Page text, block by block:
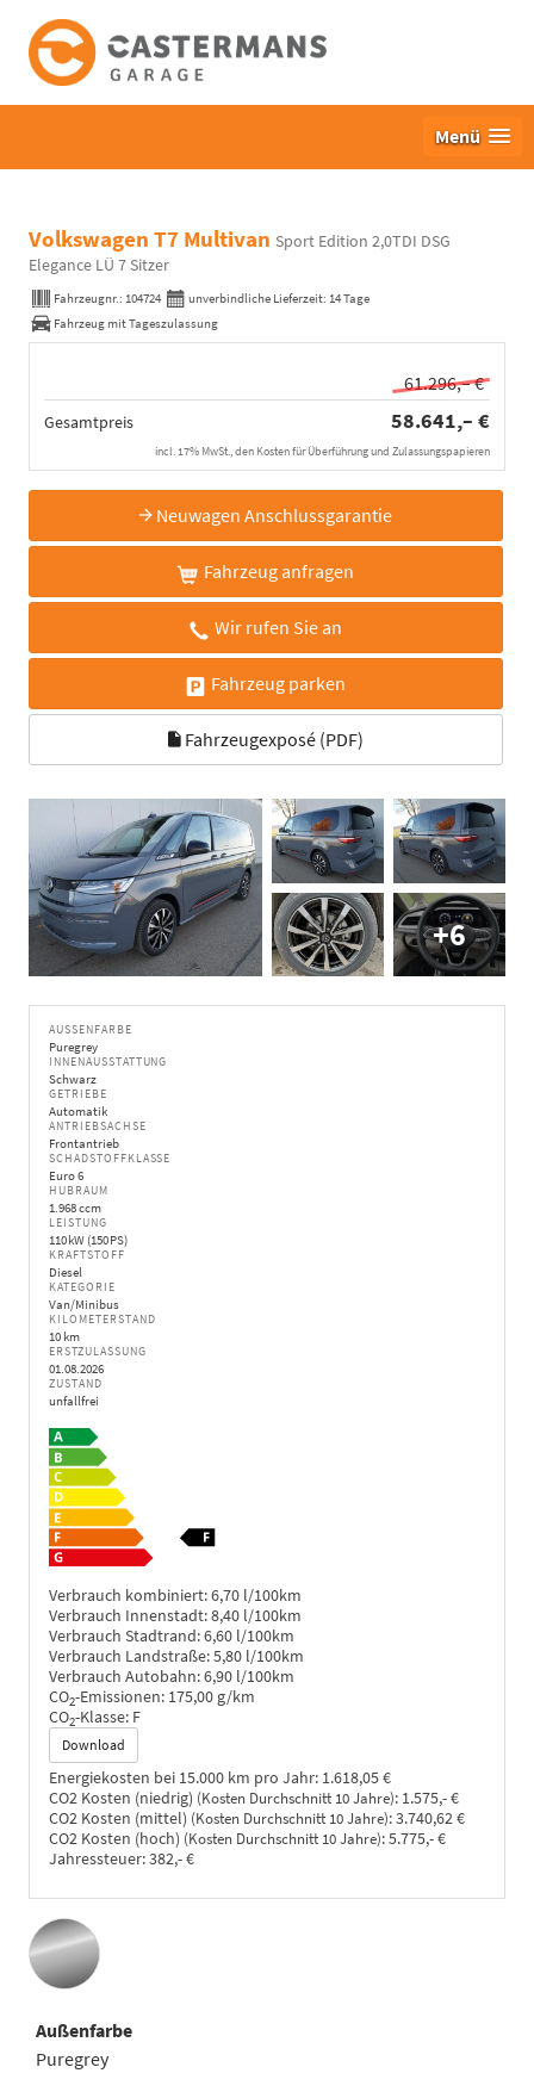
Menü
Volkswagen T7 Multivan Sport Edition 2,0TDI DSG
Elegance LÜ 7 Sitzer
Fahrzeugnr.: 104724 unverbindliche Lieferzeit: 14 Tage
Fahrzeug mit Tageszulassung
61.296,– €
Gesamtpreis 58.641,– €
incl. 17% MwSt., den Kosten für Überführung und Zulassungspapieren
Neuwagen Anschlussgarantie
Fahrzeug anfragen
Wir rufen Sie an
Fahrzeug parken
Fahrzeugexposé (PDF)
+6
AUSSENFARBE
Puregrey
INNENAUSSTATTUNG
Schwarz
GETRIEBE
Automatik
ANTRIEBSACHSE
Frontantrieb
SCHADSTOFFKLASSE
Euro 6
HUBRAUM
1.968 ccm
LEISTUNG
110 kW (150 PS)
KRAFTSTOFF
Diesel
KATEGORIE
Van/Minibus
KILOMETERSTAND
10 km
ERSTZULASSUNG
01.08.2026
ZUSTAND
unfallfrei
Verbrauch kombiniert:6,70 l/100km
Verbrauch Innenstadt:8,40 l/100km
Verbrauch Stadtrand:6,60 l/100km
Verbrauch Landstraße:5,80 l/100km
Verbrauch Autobahn:6,90 l/100km
CO2-Emissionen: 175,00 g/km
CO2-Klasse: F
Download
Energiekosten bei 15.000 km pro Jahr: 1.618,05 €
CO2 Kosten (niedrig) (Kosten Durchschnitt 10 Jahre): 1.575,- €
CO2 Kosten (mittel) (Kosten Durchschnitt 10 Jahre):3.740,62 €
CO2 Kosten (hoch) (Kosten Durchschnitt 10 Jahre):5.775,- €
Jahressteuer:382,- €
Außenfarbe
Puregrey